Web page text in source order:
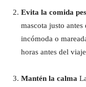
Evita la comida
mascota justo
incómoda o
horas antes del
Mantén la calma